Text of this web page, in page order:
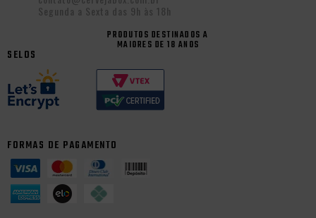
Segunda a Sexta das 9h às 18h
PRODUTOS DESTINADOS A
MAIORES DE 18 ANOS
SELOS
FORMAS DE PAGAMENTO